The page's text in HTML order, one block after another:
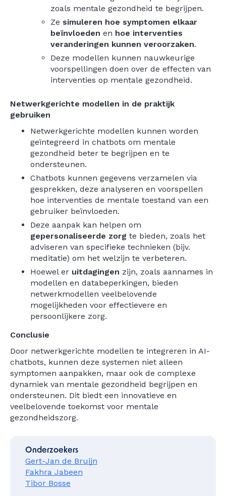
zoals mentale gezondheid te begrijpen.
Ze simuleren hoe symptomen elkaar
beïnvloeden en hoe interventies
veranderingen kunnen veroorzaken.
Deze modellen kunnen nauwkeurige
voorspellingen doen over de effecten van
interventies op mentale gezondheid.
Netwerkgerichte modellen in de praktijk
gebruiken
Netwerkgerichte modellen kunnen worden
geïntegreerd in chatbots om mentale
gezondheid beter te begrijpen en te
ondersteunen.
Chatbots kunnen gegevens verzamelen via
gesprekken, deze analyseren en voorspellen
hoe interventies de mentale toestand van een
gebruiker beïnvloeden.
Deze aanpak kan helpen om
gepersonaliseerde zorg te bieden, zoals het
adviseren van specifieke technieken (bijv.
meditatie) om het welzijn te verbeteren.
Hoewel er uitdagingen zijn, zoals aannames in
modellen en databeperkingen, bieden
netwerkmodellen veelbelovende
mogelijkheden voor effectievere en
persoonlijkere zorg.
Conclusie
Door netwerkgerichte modellen te integreren in AI-
chatbots, kunnen deze systemen niet alleen
symptomen aanpakken, maar ook de complexe
dynamiek van mentale gezondheid begrijpen en
ondersteunen. Dit biedt een innovatieve en
veelbelovende toekomst voor mentale
gezondheidszorg.
Onderzoekers
Gert-Jan de Bruijn
Fakhra Jabeen
Tibor Bosse